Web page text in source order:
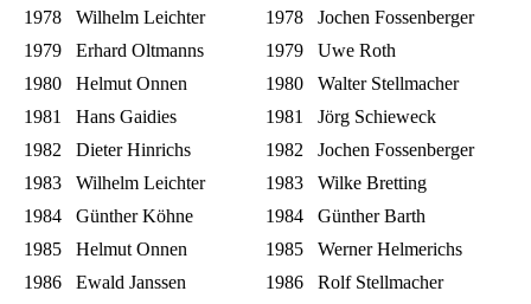
1978 Wilhelm Leichter
1978 Jochen Fossenberger
1979 Erhard Oltmanns
1979 Uwe Roth
1980 Helmut Onnen
1980 Walter Stellmacher
1981 Hans Gaidies
1981 Jörg Schieweck
1982 Dieter Hinrichs
1982 Jochen Fossenberger
1983 Wilhelm Leichter
1983 Wilke Bretting
1984 Günther Köhne
1984 Günther Barth
1985 Helmut Onnen
1985 Werner Helmerichs
1986 Ewald Janssen
1986 Rolf Stellmacher